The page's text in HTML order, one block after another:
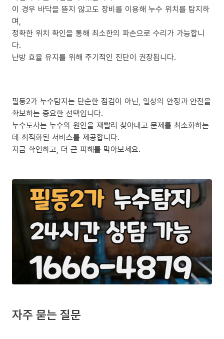
이 경우 바닥을 뜯지 않고도 장비를 이용해 누수 위치를 탐지하
며,
정확한 위치 확인을 통해 최소한의 파손으로 수리가 가능합니
다.
난방 효율 유지를 위해 주기적인 진단이 권장됩니다.
필동2가 누수탐지는 단순한 점검이 아닌, 일상의 안정과 안전을
확보하는 중요한 선택입니다.
누수도사는 누수의 원인을 재빨리 찾아내고 문제를 최소화하는
데 최적화된 서비스를 제공합니다.
지금 확인하고, 더 큰 피해를 막아보세요.
자주 묻는 질문